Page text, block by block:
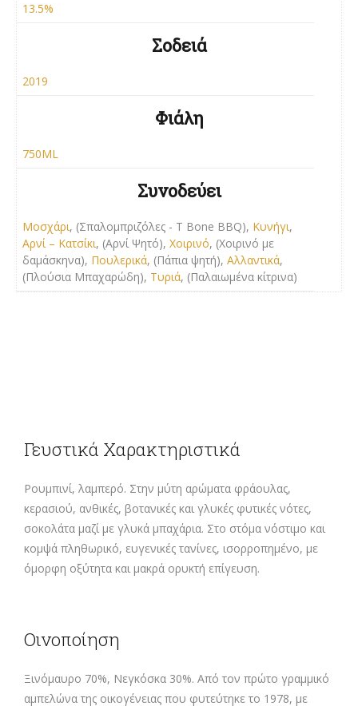
13.5%
Σοδειά
2019
Φιάλη
750ML
Συνοδεύει
Μοσχάρι, (Σπαλομπριζόλες - T Bone BBQ), Κυνήγι,
Αρνί – Κατσίκι, (Αρνί Ψητό), Χοιρινό, (Χοιρινό με
δαμάσκηνα), Πουλερικά, (Πάπια ψητή), Αλλαντικά,
(Πλούσια Μπαχαρώδη), Τυριά, (Παλαιωμένα κίτρινα)
Γευστικά Χαρακτηριστικά
Ρουμπινί, λαμπερό. Στην μύτη αρώματα φράουλας,
κερασιού, ανθικές, βοτανικές και γλυκές φυτικές νότες,
σοκολάτα μαζί με γλυκά μπαχάρια. Στο στόμα νόστιμο και
κομψά πληθωρικό, ευγενικές τανίνες, ισορροπημένο, με
όμορφη οξύτητα και μακρά ορυκτή επίγευση.
Οινοποίηση
Ξινόμαυρο 70%, Νεγκόσκα 30%. Από τον πρώτο γραμμικό
αμπελώνα της οικογένειας που φυτεύτηκε το 1978, με